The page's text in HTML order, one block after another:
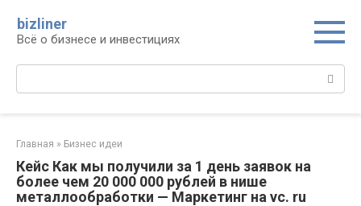
контенту
bizliner
Всё о бизнесе и инвестициях
Поиск:
Главная » Бизнес идеи
Кейс Как мы получили за 1 день заявок на
более чем 20 000 000 рублей в нише
металлообработки — Маркетинг на vc. ru